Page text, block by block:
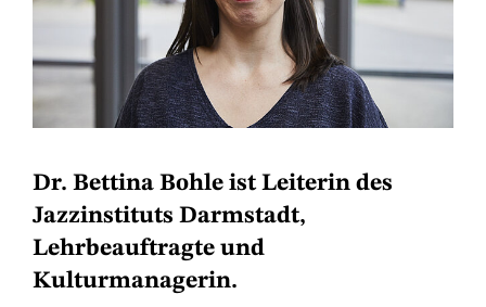
Dr. Bettina Bohle ist Leiterin des
Jazzinstituts Darmstadt,
Lehrbeauftragte und
Kulturmanagerin.